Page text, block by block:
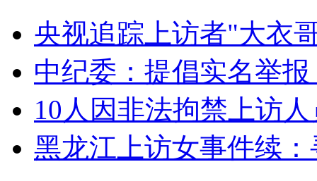
女孩北京地铁殴打老人 痛下狠手拳打脚踢
无痛分娩是否安全 医生回应
央视追踪上访者"大衣
中纪委：提倡实名举
10人因非法拘禁上访
黑龙江上访女事件续